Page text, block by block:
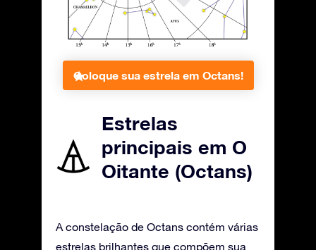
Coloque sua estrela em Octans!
Estrelas
principais em O
Oitante (Octans)
A constelação de Octans contém várias
estrelas brilhantes que compõem sua